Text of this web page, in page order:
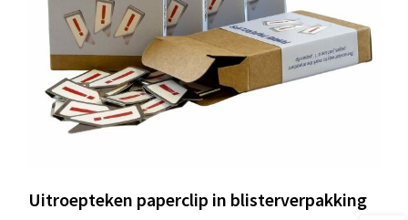
Uitroepteken paperclip in blisterverpakking